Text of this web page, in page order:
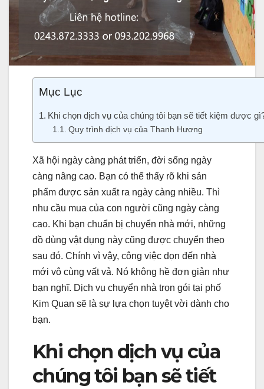
Mục Lục
Khi chọn dịch vụ của chúng tôi bạn sẽ tiết kiệm được
Quy trình dịch vụ của Thanh Hương
Xã hội ngày càng phát triển, đời sống ngày
càng nâng cao. Bạn có thể thấy rõ khi sản
phẩm được sản xuất ra ngày càng nhiều. Thì
nhu cầu mua của con người cũng ngày càng
cao. Khi bạn chuẩn bị chuyển nhà mới, những
đồ dùng vật dụng này cũng được chuyển theo
sau đó. Chính vì vậy, công việc dọn đến nhà
mới vô cùng vất vả. Nó không hề đơn giản như
bạn nghĩ. Dịch vụ chuyển nhà trọn gói tại phố
Kim Quan sẽ là sự lựa chọn tuyệt vời dành cho
bạn.
Khi chọn dịch vụ của
chúng tôi bạn sẽ tiết